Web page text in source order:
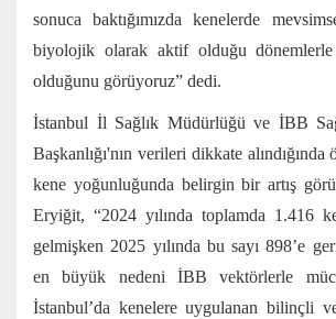
sonuca baktığımızda kenelerde
biyolojik olarak aktif olduğu
olduğunu görüyoruz” dedi.
İstanbul İl Sağlık Müdürlüğü ve İBB
Başkanlığı'nın verileri dikkate
kene yoğunluğunda belirgin bir artış
Eryiğit, “2024 yılında toplamda 1.416
gelmişken 2025 yılında bu sayı 898’e
en büyük nedeni İBB vektörlerle
İstanbul’da kenelere uygulanan bilinçli